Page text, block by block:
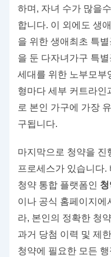
하며, 자녀 수가 많을
합니다. 이 외에도 생
을 위한 생애최초 특
을 둔 다자녀가구 특
세대를 위한 노부모부
형마다 세부 커트라인
로 본인 가구에 가장
구됩니다.
마지막으로 청약을 진
프로세스가 있습니다.
청약 통합 플랫폼인
이나 공식 홈페이지에
라, 본인의 정확한 청
과거 당첨 이력 및 제
청약에 필요한 모든